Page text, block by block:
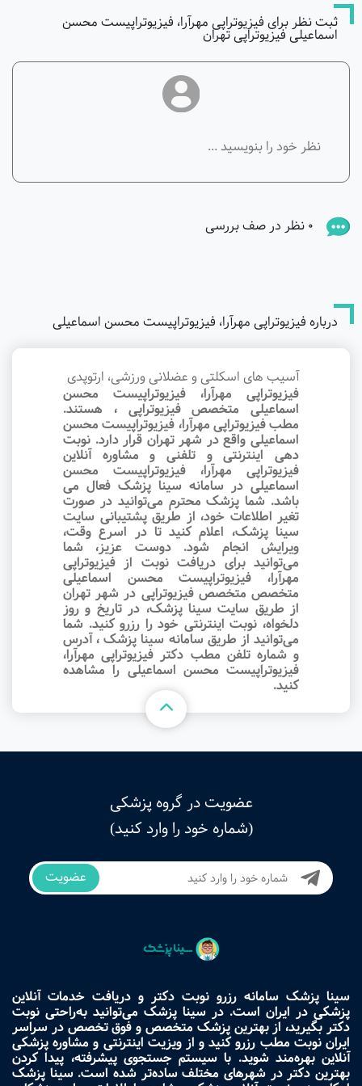
ثبت نظر برای فیزیوتراپی مهرآرا، فیزیوتراپیست محسن
اسماعیلی فیزیوتراپی تهران
0 نظر در صف بررسی
درباره فیزیوتراپی مهرآرا، فیزیوتراپیست محسن اسماعیلی
آسیب های اسکلتی و عضلانی ورزشی، ارتوپدی
فیزیوتراپی مهرآرا، فیزیوتراپیست محسن
اسماعیلی متخصص فیزیوتراپی ، هستند.
مطب فیزیوتراپی مهرآرا، فیزیوتراپیست محسن
اسماعیلی واقع در شهر تهران قرار دارد. نوبت‌
دهی اینترنتی و تلفنی و مشاوره آنلاین
فیزیوتراپی مهرآرا، فیزیوتراپیست محسن
اسماعیلی در سامانه سینا پزشک فعال می
باشد. شما پزشک محترم می‌توانید در صورت
تغیر اطلاعات خود، از طریق پشتیبانی سایت
سینا پزشک، اعلام کنید تا در اسرع وقت‌،
ویرایش انجام شود. دوست عزیز، شما
می‌توانید برای دریافت نوبت از فیزیوتراپی
مهرآرا، فیزیوتراپیست محسن اسماعیلی
متخصص متخصص فیزیوتراپی در شهر تهران
از طریق سایت سینا پزشک، در تاریخ و روز
دلخواه، نوبت اینترنتی خود را رزرو کنید. شما
می‌توانید از طریق سامانه سینا پزشک ، آدرس
و شماره تلفن مطب دکتر فیزیوتراپی مهرآرا،
فیزیوتراپیست محسن اسماعیلی را مشاهده
کنید.
عضویت در گروه پزشکی
(شماره خود را وارد کنید)
عضویت
سینا پزشک سامانه رزرو نوبت دکتر و دریافت خدمات آنلاین
پزشکی در ایران است. در سینا پزشک می‌توانید به‌راحتی نوبت
دکتر بگیرید، از بهترین پزشک متخصص و فوق تخصص در سراسر
ایران نوبت مطب رزرو کنید و از ویزیت اینترنتی و مشاوره پزشکی
آنلاین بهره‌مند شوید. با سیستم جستجوی پیشرفته، پیدا کردن
بهترین دکتر در شهرهای مختلف ساده‌تر شده است. سینا پزشک